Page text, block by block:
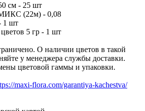
см - 25 шт
МИКС (22м) - 0,08
1 шт
5 гр - 1 шт
О наличии цветов в такой
у менеджера службы доставки.
цветовой гаммы и упаковки.
maxi-flora.com/garantiya-kachestva/